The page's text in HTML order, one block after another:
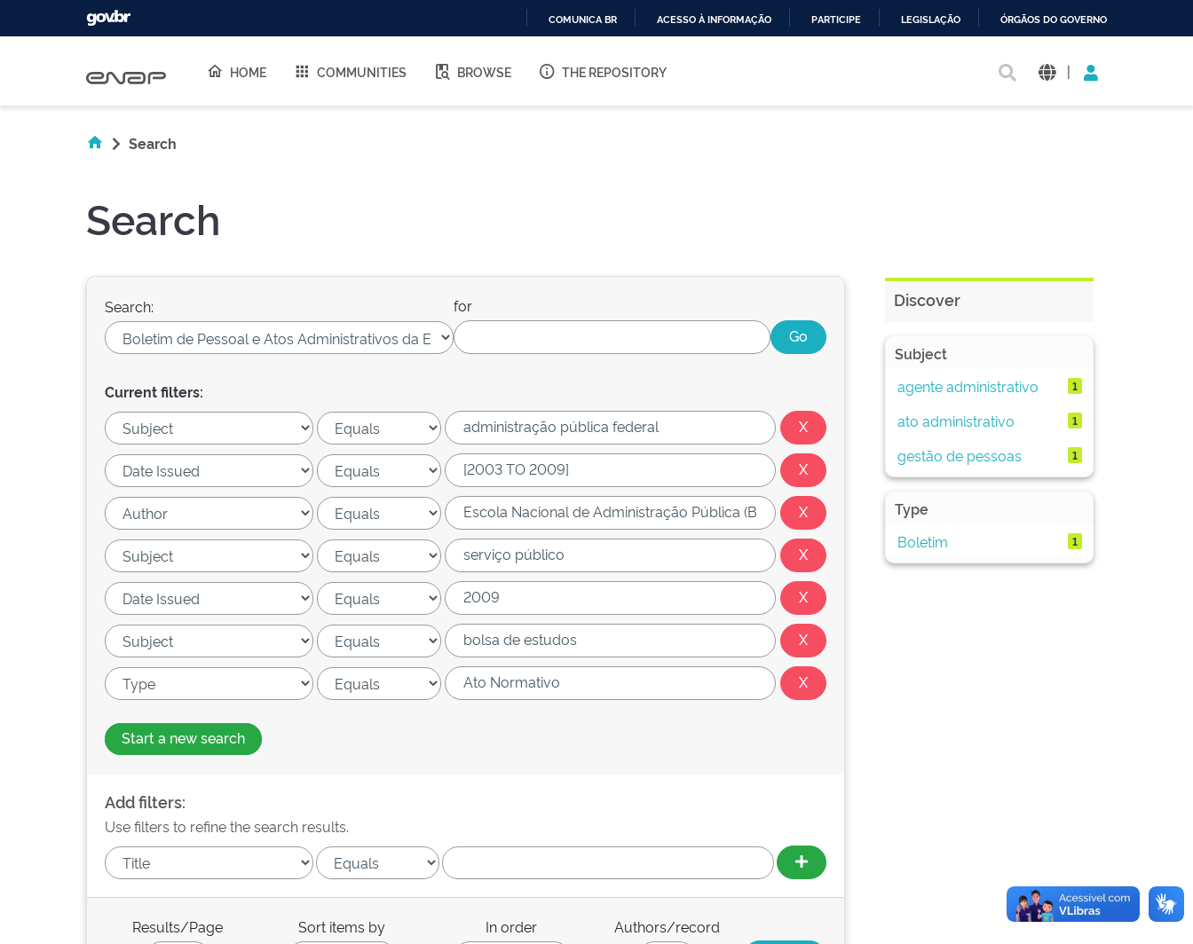
O
COMUNICA BR ACESSO À INFORMAÇÃO PARTICIPE LEGISLAÇÃO ÓRGÃOS DO GOVERNO
HOME COMMUNITIES BROWSE THE REPOSITORY |
Search
Search
Search: for
Current filters:
Start a new search
Add filters:
Use filters to refine the search results.
Results/Page Sort items by In order Authors/record
Discover
Subject
agente administrativo
1
ato administrativo 1
gestão de pessoas 1
Type
Boletim
1